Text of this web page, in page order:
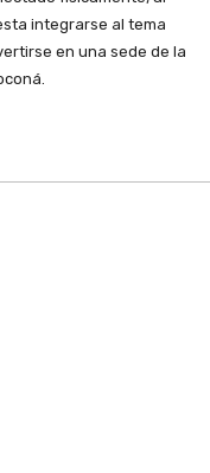
integrarse al tema
en una sede de la